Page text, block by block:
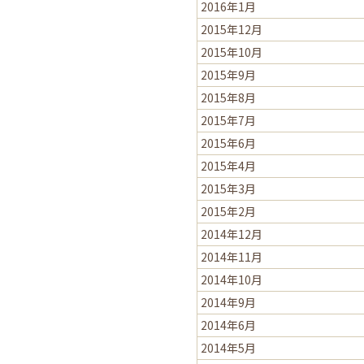
2016年1月
2015年12月
2015年10月
2015年9月
2015年8月
2015年7月
2015年6月
2015年4月
2015年3月
2015年2月
2014年12月
2014年11月
2014年10月
2014年9月
2014年6月
2014年5月